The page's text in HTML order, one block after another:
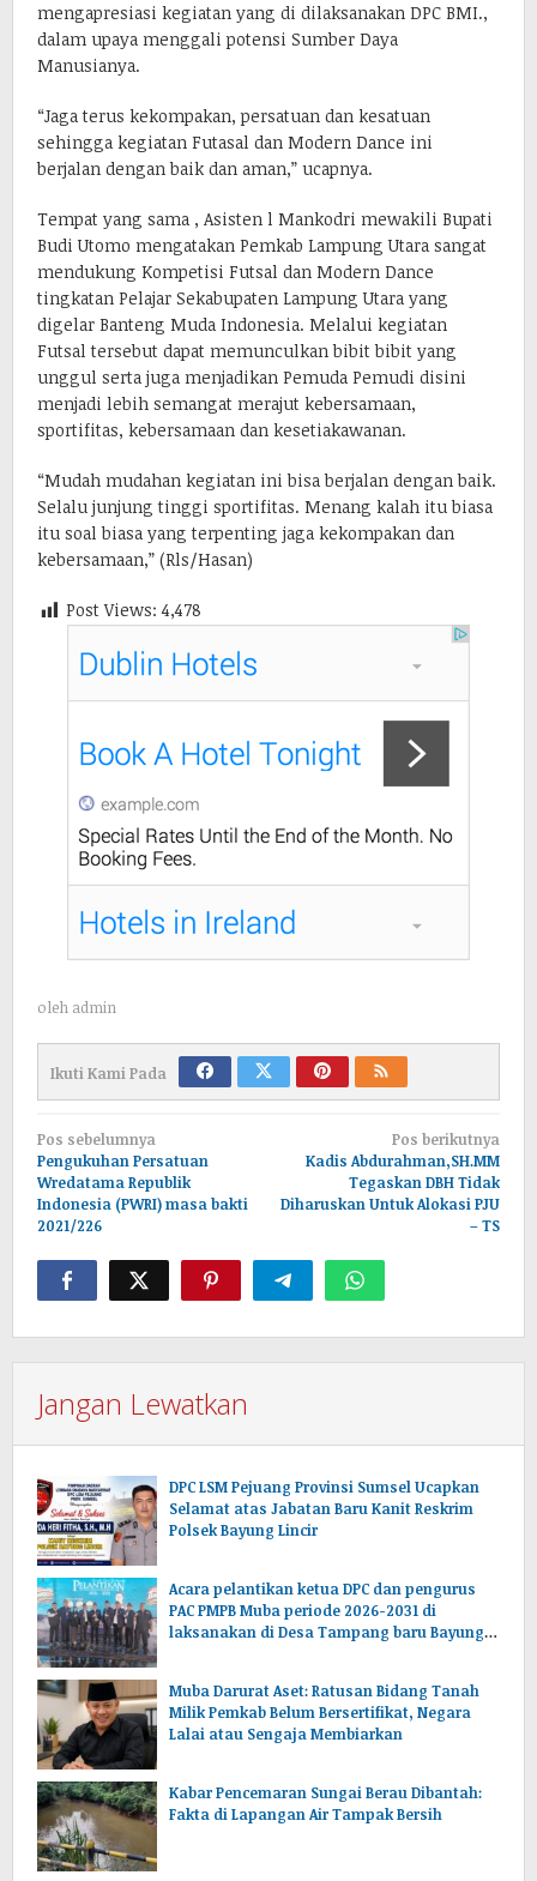
mengapresiasi kegiatan yang di dilaksanakan DPC BMI.,
dalam upaya menggali potensi Sumber Daya
Manusianya.
“Jaga terus kekompakan, persatuan dan kesatuan
sehingga kegiatan Futasal dan Modern Dance ini
berjalan dengan baik dan aman,” ucapnya.
Tempat yang sama , Asisten l Mankodri mewakili Bupati
Budi Utomo mengatakan Pemkab Lampung Utara sangat
mendukung Kompetisi Futsal dan Modern Dance
tingkatan Pelajar Sekabupaten Lampung Utara yang
digelar Banteng Muda Indonesia. Melalui kegiatan
Futsal tersebut dapat memunculkan bibit bibit yang
unggul serta juga menjadikan Pemuda Pemudi disini
menjadi lebih semangat merajut kebersamaan,
sportifitas, kebersamaan dan kesetiakawanan.
“Mudah mudahan kegiatan ini bisa berjalan dengan baik.
Selalu junjung tinggi sportifitas. Menang kalah itu biasa
itu soal biasa yang terpenting jaga kekompakan dan
kebersamaan,” (Rls/Hasan)
Post Views: 4,478
oleh admin
Ikuti Kami Pada
Navigasi
pos
Pos sebelumnya
Pengukuhan Persatuan
Wredatama Republik
Indonesia (PWRI) masa bakti
2021/226
Pos berikutnya
Kadis Abdurahman,SH.MM
Tegaskan DBH Tidak
Diharuskan Untuk Alokasi PJU
– TS
Jangan Lewatkan
DPC LSM Pejuang Provinsi Sumsel Ucapkan
Selamat atas Jabatan Baru Kanit Reskrim
Polsek Bayung Lincir
Acara pelantikan ketua DPC dan pengurus
PAC PMPB Muba periode 2026-2031 di
laksanakan di Desa Tampang baru Bayung
Muba Darurat Aset: Ratusan Bidang Tanah
Milik Pemkab Belum Bersertifikat, Negara
Lalai atau Sengaja Membiarkan
Kabar Pencemaran Sungai Berau Dibantah:
Fakta di Lapangan Air Tampak Bersih